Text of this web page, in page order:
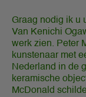
Graag nodig ik u
Van Kenichi
werk zien. Peter
kunstenaar met
Nederland in de
keramische
McDonald